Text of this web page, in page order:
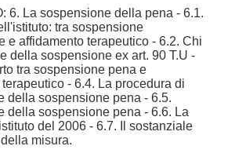
6. La sospensione della pena - 6.1.
tra sospensione
e affidamento terapeutico - 6.2. Chi
della sospensione ex art. 90 T.U -
tra sospensione pena e
- 6.4. La procedura di
della sospensione pena - 6.5.
della sospensione pena - 6.6. La
del 2006 - 6.7. Il sostanziale
misura.